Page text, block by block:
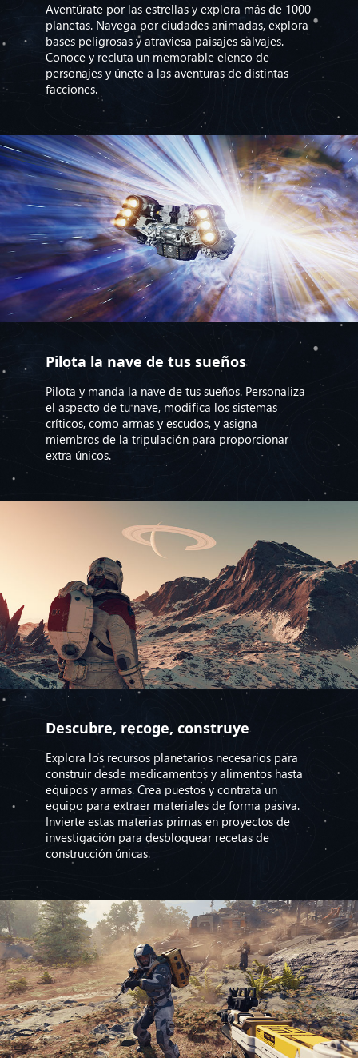
Aventúrate por las estrellas y explora más de 1000
planetas. Navega por ciudades animadas, explora
bases peligrosas y atraviesa paisajes salvajes.
Conoce y recluta un memorable elenco de
personajes y únete a las aventuras de distintas
facciones.
Pilota la nave de tus sueños
Pilota y manda la nave de tus sueños. Personaliza
el aspecto de tu nave, modifica los sistemas
críticos, como armas y escudos, y asigna
miembros de la tripulación para proporcionar
extra únicos.
Descubre, recoge, construye
Explora los recursos planetarios necesarios para
construir desde medicamentos y alimentos hasta
equipos y armas. Crea puestos y contrata un
equipo para extraer materiales de forma pasiva.
Invierte estas materias primas en proyectos de
investigación para desbloquear recetas de
construcción únicas.